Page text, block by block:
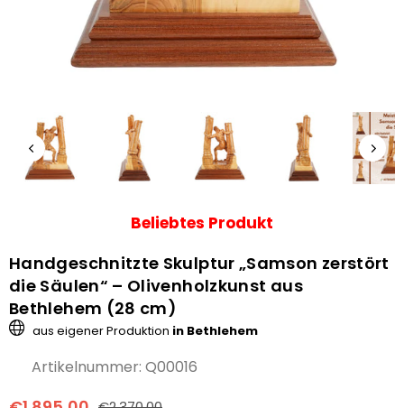
Beliebtes Produkt
Handgeschnitzte Skulptur „Samson zerstört
die Säulen“ – Olivenholzkunst aus
Bethlehem (28 cm)
aus eigener Produktion in Bethlehem
Artikelnummer: Q00016